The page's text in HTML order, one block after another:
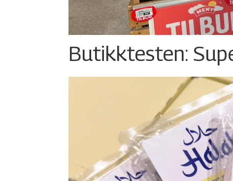
Butikktesten: